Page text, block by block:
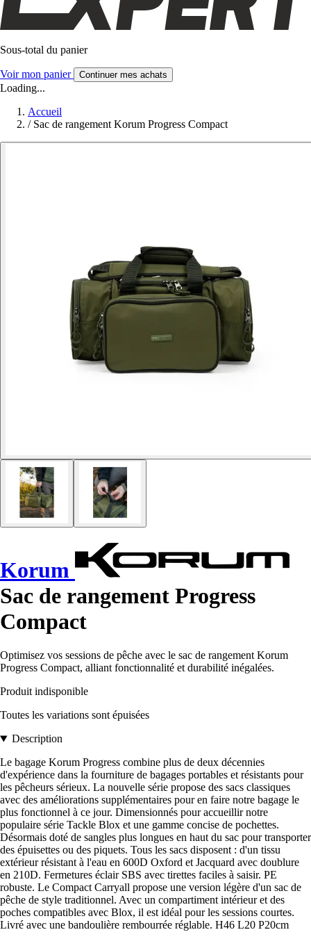
Sous-total du panier
Voir mon panier Continuer mes achats
Loading...
Accueil
/ Sac de rangement Korum Progress Compact
Korum
Sac de rangement Progress
Compact
Optimisez vos sessions de pêche avec le sac de rangement Korum
Progress Compact, alliant fonctionnalité et durabilité inégalées.
Produit indisponible
Toutes les variations sont épuisées
Description
Le bagage Korum Progress combine plus de deux décennies
d'expérience dans la fourniture de bagages portables et résistants pour
les pêcheurs sérieux. La nouvelle série propose des sacs classiques
avec des améliorations supplémentaires pour en faire notre bagage le
plus fonctionnel à ce jour. Dimensionnés pour accueillir notre
populaire série Tackle Blox et une gamme concise de pochettes.
Désormais doté de sangles plus longues en haut du sac pour transporter
des épuisettes ou des piquets. Tous les sacs disposent : d'un tissu
extérieur résistant à l'eau en 600D Oxford et Jacquard avec doublure
en 210D. Fermetures éclair SBS avec tirettes faciles à saisir. PE
robuste. Le Compact Carryall propose une version légère d'un sac de
pêche de style traditionnel. Avec un compartiment intérieur et des
poches compatibles avec Blox, il est idéal pour les sessions courtes.
Livré avec une bandoulière rembourrée réglable. H46 L20 P20cm